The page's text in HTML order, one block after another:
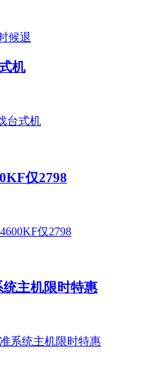
机
仅2798
主机限时特惠